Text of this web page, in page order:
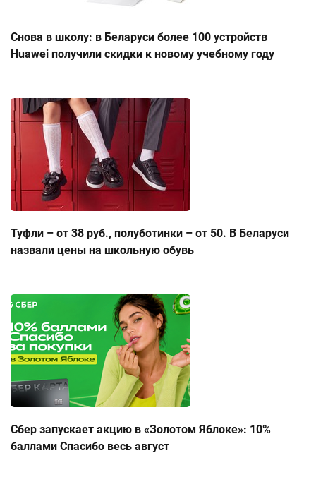
Снова в школу: в Беларуси более 100 устройств
Huawei получили скидки к новому учебному году
Туфли – от 38 руб., полуботинки – от 50. В Беларуси
назвали цены на школьную обувь
Сбер запускает акцию в «Золотом Яблоке»: 10%
баллами Спасибо весь август